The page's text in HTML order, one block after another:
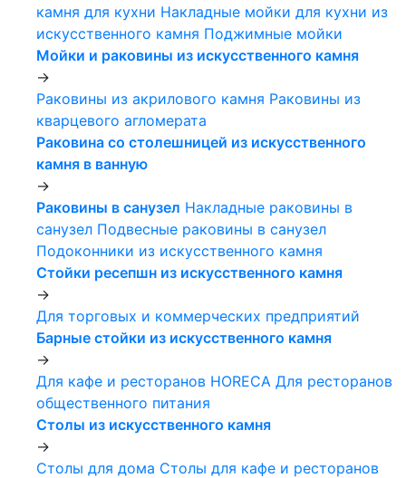
камня для кухни Накладные мойки для кухни из
искусственного камня Поджимные мойки
Мойки и раковины из искусственного камня
->
Раковины из акрилового камня Раковины из
кварцевого агломерата
Раковина со столешницей из искусственного
камня в ванную
->
Раковины в санузел Накладные раковины в
санузел Подвесные раковины в санузел
Подоконники из искусственного камня
Стойки ресепшн из искусственного камня
->
Для торговых и коммерческих предприятий
Барные стойки из искусственного камня
->
Для кафе и ресторанов HORECA Для ресторанов
общественного питания
Столы из искусственного камня
->
Столы для дома Столы для кафе и ресторанов